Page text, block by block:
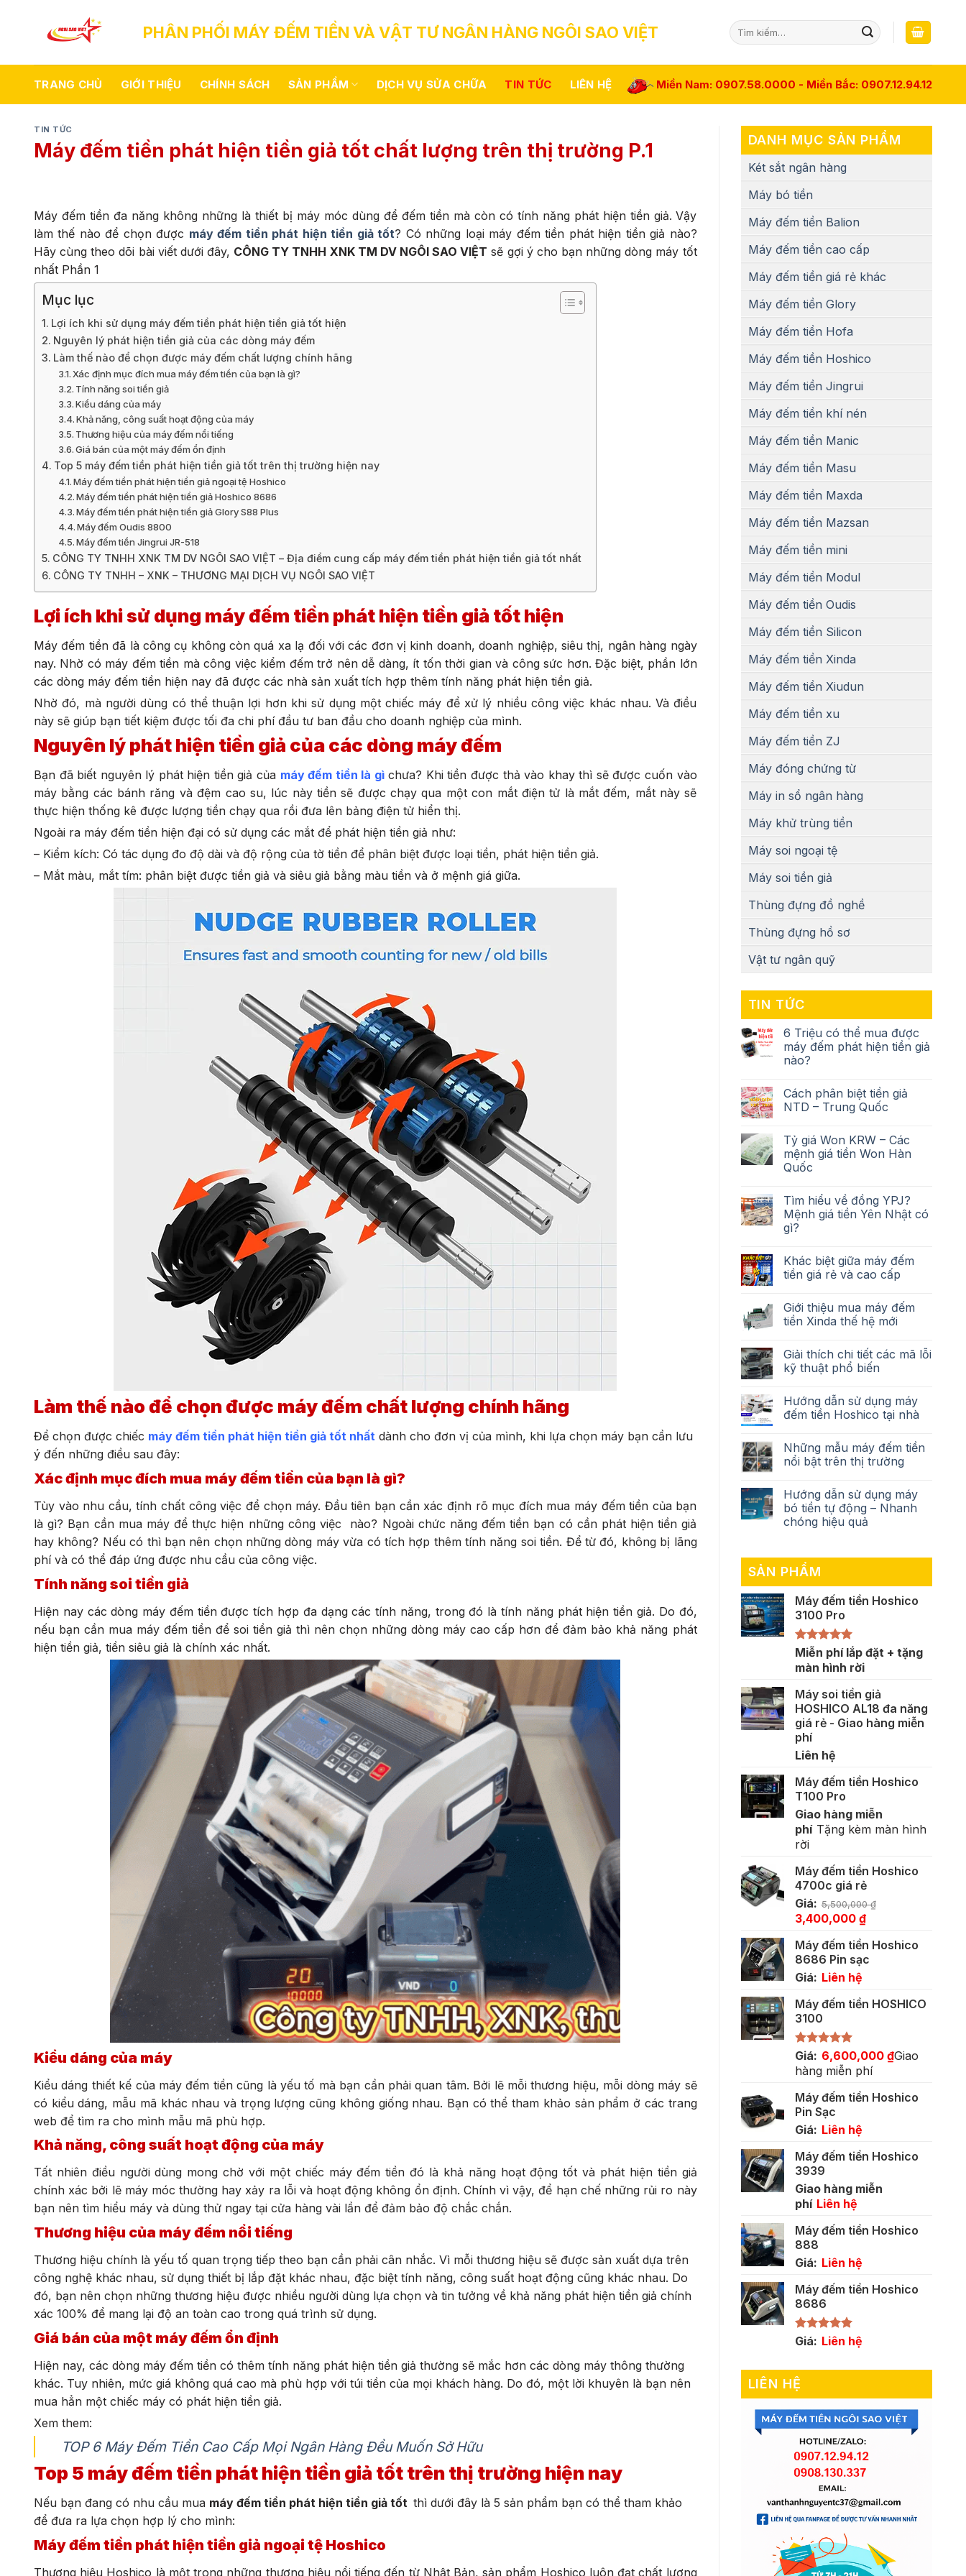
PHÂN PHỐI MÁY ĐẾM TIỀN VÀ VẬT TƯ NGÂN HÀNG NGÔI SAO VIỆT
Tìm
kiếm:
TRANG CHỦ GIỚI THIỆU CHÍNH SÁCH SẢN PHẨM DỊCH VỤ SỬA CHỮA TIN TỨC LIÊN HỆ Miền Nam: 0907.58.0000 - Miền Bắc: 0907.12.94.12
TIN TỨC
Máy đếm tiền phát hiện tiền giả tốt chất lượng trên thị trường P.1
Máy đếm tiền đa năng không những là thiết bị máy móc dùng để đếm tiền mà còn có tính năng phát hiện tiền giả. Vậy
làm thế nào để chọn được máy đếm tiền phát hiện tiền giả tốt? Có những loại máy đếm tiền phát hiện tiền giả nào?
Hãy cùng theo dõi bài viết dưới đây, CÔNG TY TNHH XNK TM DV NGÔI SAO VIỆT sẽ gợi ý cho bạn những dòng máy tốt
nhất Phần 1
Mục lục
Lợi ích khi sử dụng máy đếm tiền phát hiện tiền giả tốt hiện
Nguyên lý phát hiện tiền giả của các dòng máy đếm
Làm thế nào để chọn được máy đếm chất lượng chính hãng
Xác định mục đích mua máy đếm tiền của bạn là gì?
Tính năng soi tiền giả
Kiểu dáng của máy
Khả năng, công suất hoạt động của máy
Thương hiệu của máy đếm nổi tiếng
Giá bán của một máy đếm ổn định
Top 5 máy đếm tiền phát hiện tiền giả tốt trên thị trường hiện nay
Máy đếm tiền phát hiện tiền giả ngoại tệ Hoshico
Máy đếm tiền phát hiện tiền giả Hoshico 8686
Máy đếm tiền phát hiện tiền giả Glory S88 Plus
Máy đếm Oudis 8800
Máy đếm tiền Jingrui JR-518
CÔNG TY TNHH XNK TM DV NGÔI SAO VIỆT – Địa điểm cung cấp máy đếm tiền phát hiện tiền giả tốt nhất
CÔNG TY TNHH – XNK – THƯƠNG MẠI DỊCH VỤ NGÔI SAO VIỆT
Lợi ích khi sử dụng máy đếm tiền phát hiện tiền giả tốt hiện
Máy đếm tiền đã là công cụ không còn quá xa lạ đối với các đơn vị kinh doanh, doanh nghiệp, siêu thị, ngân hàng ngày
nay. Nhờ có máy đếm tiền mà công việc kiểm đếm trở nên dễ dàng, ít tốn thời gian và công sức hơn. Đặc biệt, phần lớn
các dòng máy đếm tiền hiện nay đã được các nhà sản xuất tích hợp thêm tính năng phát hiện tiền giả.
Nhờ đó, mà người dùng có thể thuận lợi hơn khi sử dụng một chiếc máy để xử lý nhiều công việc khác nhau. Và điều
này sẽ giúp bạn tiết kiệm được tối đa chi phí đầu tư ban đầu cho doanh nghiệp của mình.
Nguyên lý phát hiện tiền giả của các dòng máy đếm
Bạn đã biết nguyên lý phát hiện tiền giả của máy đếm tiền là gìchưa? Khi tiền được thả vào khay thì sẽ được cuốn vào
máy bằng các bánh răng và đệm cao su, lúc này tiền sẽ được chạy qua một con mắt điện tử là mắt đếm, mắt này sẽ
thực hiện thống kê được lượng tiền chạy qua rồi đưa lên bảng điện tử hiển thị.
Ngoài ra máy đếm tiền hiện đại có sử dụng các mắt để phát hiện tiền giả như:
– Kiểm kích: Có tác dụng đo độ dài và độ rộng của tờ tiền để phân biệt được loại tiền, phát hiện tiền giả.
– Mắt màu, mắt tím: phân biệt được tiền giả và siêu giả bằng màu tiền và ở mệnh giá giữa.
Làm thế nào để chọn được máy đếm chất lượng chính hãng
Để chọn được chiếc máy đếm tiền phát hiện tiền giả tốt nhất dành cho đơn vị của mình, khi lựa chọn máy bạn cần lưu
ý đến những điều sau đây:
Xác định mục đích mua máy đếm tiền của bạn là gì?
Tùy vào nhu cầu, tính chất công việc để chọn máy. Đầu tiên bạn cần xác định rõ mục đích mua máy đếm tiền của bạn
là gì? Bạn cần mua máy để thực hiện những công việc nào? Ngoài chức năng đếm tiền bạn có cần phát hiện tiền giả
hay không? Nếu có thì bạn nên chọn những dòng máy vừa có tích hợp thêm tính năng soi tiền. Để từ đó, không bị lãng
phí và có thể đáp ứng được nhu cầu của công việc.
Tính năng soi tiền giả
Hiện nay các dòng máy đếm tiền được tích hợp đa dạng các tính năng, trong đó là tính năng phát hiện tiền giả. Do đó,
nếu bạn cần mua máy đếm tiền để soi tiền giả thì nên chọn những dòng máy cao cấp hơn để đảm bảo khả năng phát
hiện tiền giả, tiền siêu giả là chính xác nhất.
Kiểu dáng của máy
Kiểu dáng thiết kế của máy đếm tiền cũng là yếu tố mà bạn cần phải quan tâm. Bởi lẽ mỗi thương hiệu, mỗi dòng máy sẽ
có kiểu dáng, mẫu mã khác nhau và trọng lượng cũng không giống nhau. Bạn có thể tham khảo sản phẩm ở các trang
web để tìm ra cho mình mẫu mã phù hợp.
Khả năng, công suất hoạt động của máy
Tất nhiên điều người dùng mong chờ với một chiếc máy đếm tiền đó là khả năng hoạt động tốt và phát hiện tiền giả
chính xác bởi lẽ máy móc thường hay xảy ra lỗi và hoạt động không ổn định. Chính vì vậy, để hạn chế những rủi ro này
bạn nên tìm hiểu máy và dùng thử ngay tại cửa hàng vài lần để đảm bảo độ chắc chắn.
Thương hiệu của máy đếm nổi tiếng
Thương hiệu chính là yếu tố quan trọng tiếp theo bạn cần phải cân nhắc. Vì mỗi thương hiệu sẽ được sản xuất dựa trên
công nghệ khác nhau, sử dụng thiết bị lắp đặt khác nhau, đặc biệt tính năng, công suất hoạt động cũng khác nhau. Do
đó, bạn nên chọn những thương hiệu được nhiều người dùng lựa chọn và tin tưởng về khả năng phát hiện tiền giả chính
xác 100% để mang lại độ an toàn cao trong quá trình sử dụng.
Giá bán của một máy đếm ổn định
Hiện nay, các dòng máy đếm tiền có thêm tính năng phát hiện tiền giả thường sẽ mắc hơn các dòng máy thông thường
khác. Tuy nhiên, mức giá không quá cao mà phù hợp với túi tiền của mọi khách hàng. Do đó, một lời khuyên là bạn nên
mua hẳn một chiếc máy có phát hiện tiền giả.
Xem them:
TOP 6 Máy Đếm Tiền Cao Cấp Mọi Ngân Hàng Đều Muốn Sở Hữu
Top 5 máy đếm tiền phát hiện tiền giả tốt trên thị trường hiện nay
Nếu bạn đang có nhu cầu mua máy đếm tiền phát hiện tiền giả tốt thì dưới đây là 5 sản phẩm bạn có thể tham khảo
để đưa ra lựa chọn hợp lý cho mình:
Máy đếm tiền phát hiện tiền giả ngoại tệ Hoshico
Thương hiệu Hoshico là một trong những thương hiệu nổi tiếng đến từ Nhật Bản, sản phẩm Hoshico luôn đạt chất lượng
DANH MỤC SẢN PHẨM
Két sắt ngân hàng
Máy bó tiền
Máy đếm tiền Balion
Máy đếm tiền cao cấp
Máy đếm tiền giá rẻ khác
Máy đếm tiền Glory
Máy đếm tiền Hofa
Máy đếm tiền Hoshico
Máy đếm tiền Jingrui
Máy đếm tiền khí nén
Máy đếm tiền Manic
Máy đếm tiền Masu
Máy đếm tiền Maxda
Máy đếm tiền Mazsan
Máy đếm tiền mini
Máy đếm tiền Modul
Máy đếm tiền Oudis
Máy đếm tiền Silicon
Máy đếm tiền Xinda
Máy đếm tiền Xiudun
Máy đếm tiền xu
Máy đếm tiền ZJ
Máy đóng chứng từ
Máy in sổ ngân hàng
Máy khử trùng tiền
Máy soi ngoại tệ
Máy soi tiền giả
Thùng đựng đồ nghề
Thùng đựng hồ sơ
Vật tư ngân quỹ
TIN TỨC
6 Triệu có thể mua được
máy đếm phát hiện tiền giả
nào?
Cách phân biệt tiền giả
NTD – Trung Quốc
Tỷ giá Won KRW – Các
mệnh giá tiền Won Hàn
Quốc
Tìm hiểu về đồng YPJ?
Mệnh giá tiền Yên Nhật có
gì?
Khác biệt giữa máy đếm
tiền giá rẻ và cao cấp
Giới thiệu mua máy đếm
tiền Xinda thế hệ mới
Giải thích chi tiết các mã lỗi
kỹ thuật phổ biến
Hướng dẫn sử dụng máy
đếm tiền Hoshico tại nhà
Những mẫu máy đếm tiền
nổi bật trên thị trường
Hướng dẫn sử dụng máy
bó tiền tự động – Nhanh
chóng hiệu quả
SẢN PHẨM
Máy đếm tiền Hoshico
3100 Pro
Được xếp
hạng 5.00
5 sao
Miễn phí lắp đặt + tặng
màn hình rời
Máy soi tiền giả
HOSHICO AL18 đa năng
giá rẻ - Giao hàng miễn
phí
Liên hệ
Máy đếm tiền Hoshico
T100 Pro
Giao hàng miễn
phí Tặng kèm màn hình
rời
Máy đếm tiền Hoshico
4700c giá rẻ
Giá: 5,500,000₫
Giá
là:
5,500,000 ₫.
3,400,000 ₫Giá
tại
là:
Máy đếm tiền Hoshico
8686 Pin sạc
Giá: Liên hệ
Máy đếm tiền HOSHICO
3100
Được xếp
hạng
5.00
5 sao
Giá: 6,600,000 ₫Giao
hàng miễn phí
Máy đếm tiền Hoshico
Pin Sạc
Giá: Liên hệ
Máy đếm tiền Hoshico
3939
Giao hàng miễn
phí Liên hệ
Máy đếm tiền Hoshico
888
Giá: Liên hệ
Máy đếm tiền Hoshico
8686
Được xếp
Giá: Liên hệ
LIÊN HỆ